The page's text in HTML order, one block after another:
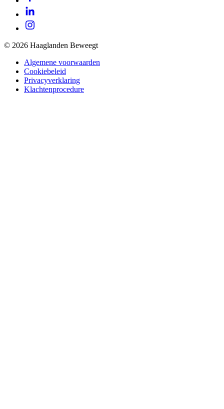
© 2026 Haaglanden Beweegt
Algemene voorwaarden
Cookiebeleid
Privacyverklaring
Klachtenprocedure